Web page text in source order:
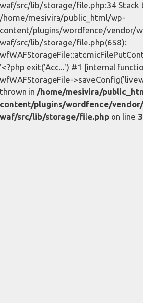
waf/src/lib/storage/file.php:34 Stack
/home/mesivira/public_html/wp-
content/plugins/wordfence/vendor/
waf/src/lib/storage/file.php(658):
'<?php exit('Acc...') #1 [internal
wfWAFStorageFile-
thrown in /home/mesivira/
content/plugins/wordfence/
waf/src/lib/storage/file.php on line